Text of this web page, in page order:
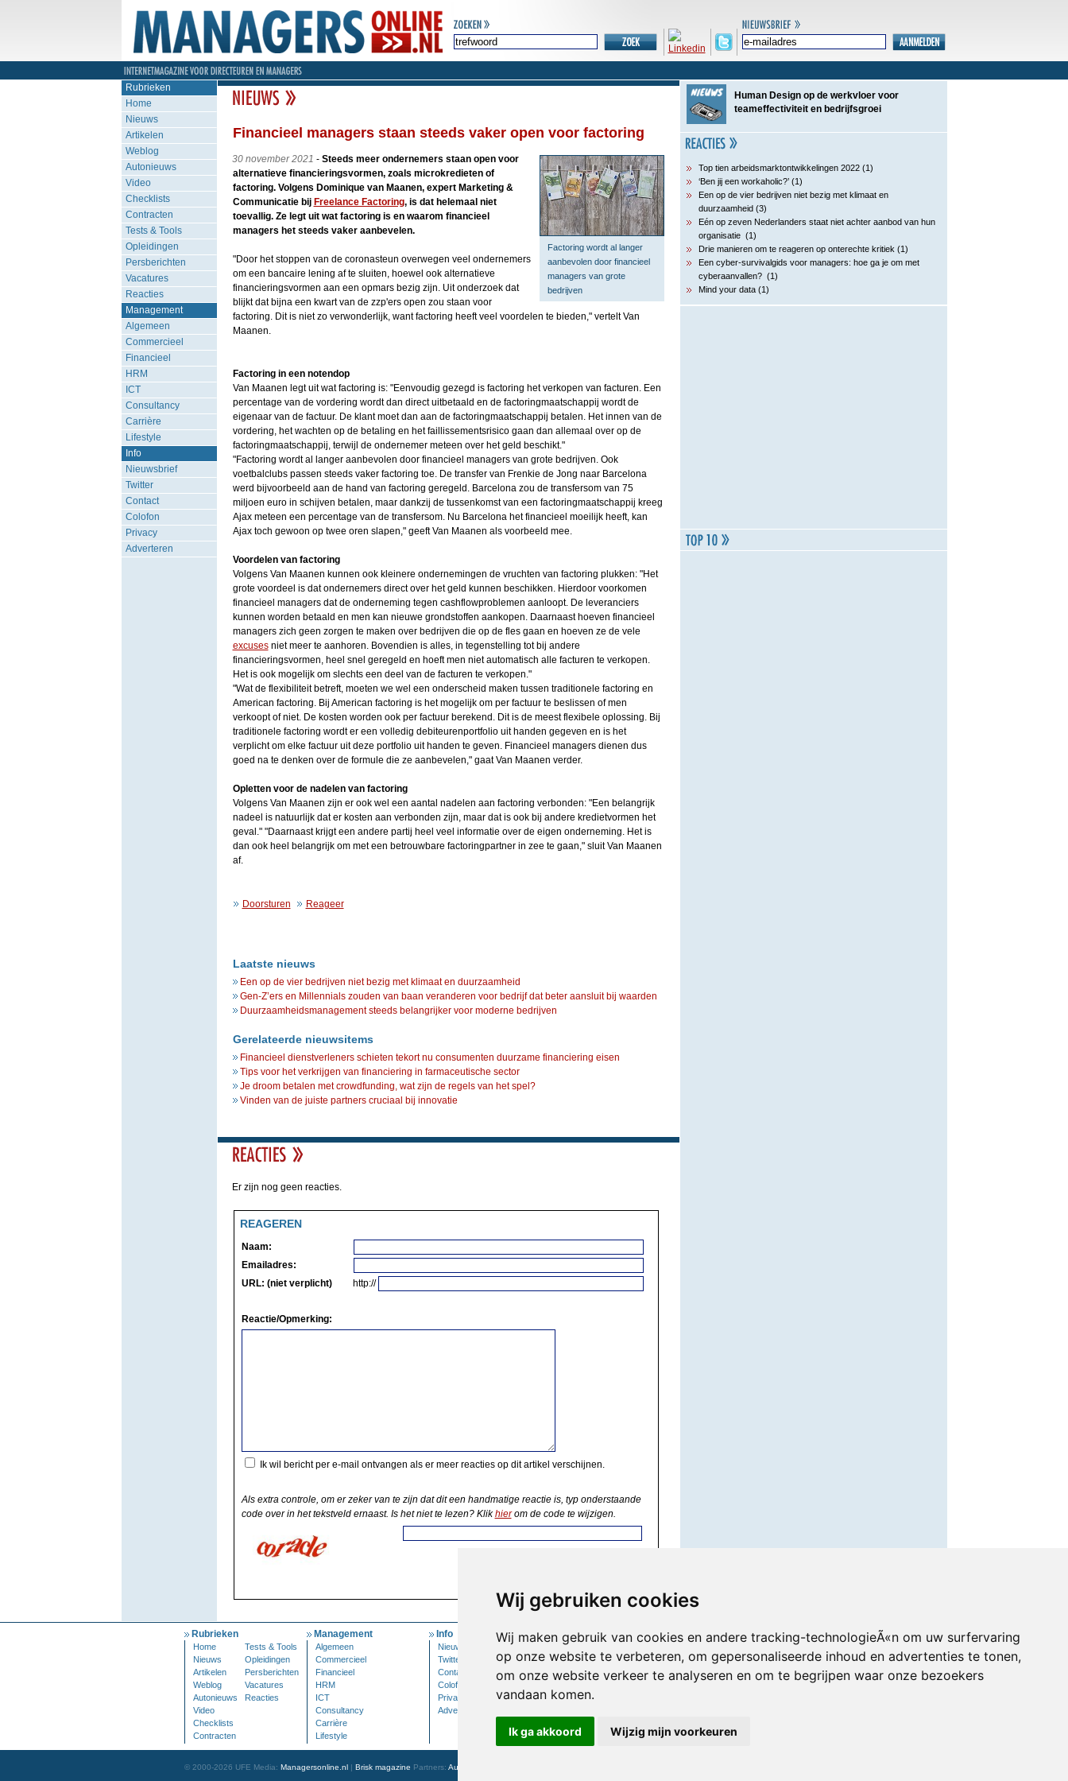
Wij gebruiken cookies
Wij maken gebruik van cookies en andere tracking-technologieÃ«n om uw surfervaring
op onze website te verbeteren, om gepersonaliseerde inhoud en advertenties te tonen,
om onze website verkeer te analyseren en om te begrijpen waar onze bezoekers
vandaan komen.
Ik ga akkoord Wijzig mijn voorkeuren
Rubrieken
Home
Nieuws
Artikelen
Weblog
Autonieuws
Video
Checklists
Contracten
Tests & Tools
Opleidingen
Persberichten
Vacatures
Reacties
Management
Algemeen
Commercieel
Financieel
HRM
ICT
Consultancy
Carrière
Lifestyle
Info
Nieuwsbrief
Twitter
Contact
Colofon
Privacy
Adverteren
Financieel managers staan steeds vaker open voor factoring
Factoring wordt al langer
aanbevolen door financieel
managers van grote
bedrijven
30 november 2021 - Steeds meer ondernemers staan open voor
alternatieve financieringsvormen, zoals microkredieten of
factoring. Volgens Dominique van Maanen, expert Marketing &
Communicatie bij Freelance Factoring, is dat helemaal niet
toevallig. Ze legt uit wat factoring is en waarom financieel
managers het steeds vaker aanbevelen.
"Door het stoppen van de coronasteun overwegen veel ondernemers
om een bancaire lening af te sluiten, hoewel ook alternatieve
financieringsvormen aan een opmars bezig zijn. Uit onderzoek dat
blijkt dat bijna een kwart van de zzp'ers open zou staan voor
factoring. Dit is niet zo verwonderlijk, want factoring heeft veel voordelen te bieden," vertelt Van
Maanen.
Factoring in een notendop
Van Maanen legt uit wat factoring is: "Eenvoudig gezegd is factoring het verkopen van facturen. Een
percentage van de vordering wordt dan direct uitbetaald en de factoringmaatschappij wordt de
eigenaar van de factuur. De klant moet dan aan de factoringmaatschappij betalen. Het innen van de
vordering, het wachten op de betaling en het faillissementsrisico gaan dan allemaal over op de
factoringmaatschappij, terwijl de ondernemer meteen over het geld beschikt."
"Factoring wordt al langer aanbevolen door financieel managers van grote bedrijven. Ook
voetbalclubs passen steeds vaker factoring toe. De transfer van Frenkie de Jong naar Barcelona
werd bijvoorbeeld aan de hand van factoring geregeld. Barcelona zou de transfersom van 75
miljoen euro in schijven betalen, maar dankzij de tussenkomst van een factoringmaatschappij kreeg
Ajax meteen een percentage van de transfersom. Nu Barcelona het financieel moeilijk heeft, kan
Ajax toch gewoon op twee oren slapen," geeft Van Maanen als voorbeeld mee.
Voordelen van factoring
Volgens Van Maanen kunnen ook kleinere ondernemingen de vruchten van factoring plukken: "Het
grote voordeel is dat ondernemers direct over het geld kunnen beschikken. Hierdoor voorkomen
financieel managers dat de onderneming tegen cashflowproblemen aanloopt. De leveranciers
kunnen worden betaald en men kan nieuwe grondstoffen aankopen. Daarnaast hoeven financieel
managers zich geen zorgen te maken over bedrijven die op de fles gaan en hoeven ze de vele
excusesniet meer te aanhoren. Bovendien is alles, in tegenstelling tot bij andere
financieringsvormen, heel snel geregeld en hoeft men niet automatisch alle facturen te verkopen.
Het is ook mogelijk om slechts een deel van de facturen te verkopen."
"Wat de flexibiliteit betreft, moeten we wel een onderscheid maken tussen traditionele factoring en
American factoring. Bij American factoring is het mogelijk om per factuur te beslissen of men
verkoopt of niet. De kosten worden ook per factuur berekend. Dit is de meest flexibele oplossing. Bij
traditionele factoring wordt er een volledig debiteurenportfolio uit handen gegeven en is het
verplicht om elke factuur uit deze portfolio uit handen te geven. Financieel managers dienen dus
goed na te denken over de formule die ze aanbevelen," gaat Van Maanen verder.
Opletten voor de nadelen van factoring
Volgens Van Maanen zijn er ook wel een aantal nadelen aan factoring verbonden: "Een belangrijk
nadeel is natuurlijk dat er kosten aan verbonden zijn, maar dat is ook bij andere kredietvormen het
geval." "Daarnaast krijgt een andere partij heel veel informatie over de eigen onderneming. Het is
dan ook heel belangrijk om met een betrouwbare factoringpartner in zee te gaan," sluit Van Maanen
af.
Doorsturen Reageer
Laatste nieuws
Een op de vier bedrijven niet bezig met klimaat en duurzaamheid
Gen-Z’ers en Millennials zouden van baan veranderen voor bedrijf dat beter aansluit bij waarden
Duurzaamheidsmanagement steeds belangrijker voor moderne bedrijven
Gerelateerde nieuwsitems
Financieel dienstverleners schieten tekort nu consumenten duurzame financiering eisen
Tips voor het verkrijgen van financiering in farmaceutische sector
Je droom betalen met crowdfunding, wat zijn de regels van het spel?
Vinden van de juiste partners cruciaal bij innovatie
Er zijn nog geen reacties.
REAGEREN
Naam:
Emailadres:
URL: (niet verplicht)
http://
Reactie/Opmerking:
Ik wil bericht per e-mail ontvangen als er meer reacties op dit artikel verschijnen.
Als extra controle, om er zeker van te zijn dat dit een handmatige reactie is, typ onderstaande
code over in het tekstveld ernaast. Is het niet te lezen? Klikhierom de code te wijzigen.
Human Design op de werkvloer voor
teameffectiviteit en bedrijfsgroei
Top tien arbeidsmarktontwikkelingen 2022 (1)
‘Ben jij een workaholic?’ (1)
Een op de vier bedrijven niet bezig met klimaat en
duurzaamheid (3)
Eén op zeven Nederlanders staat niet achter aanbod van hun
organisatie (1)
Drie manieren om te reageren op onterechte kritiek (1)
Een cyber-survivalgids voor managers: hoe ga je om met
cyberaanvallen? (1)
Mind your data (1)
Rubrieken
Home
Tests & Tools
Nieuws
Opleidingen
Artikelen
Persberichten
Weblog
Vacatures
Autonieuws
Reacties
Video
Checklists
Contracten
Management
Algemeen
Commercieel
Financieel
HRM
ICT
Consultancy
Carrière
Lifestyle
Info
Nieuwsbrief
Twitter
Contact
Colofon
Privacy
Adverteren
Mijn Account
Inloggen
© 2000-2026 UFE Media: Managersonline.nl | Brisk magazine Partners: Autowereld.com